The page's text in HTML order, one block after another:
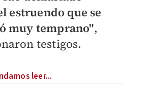
estruendo que se
muy temprano",
testigos.
leer...